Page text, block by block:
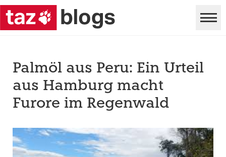
Palmöl aus Peru: Ein Urteil
aus Hamburg macht
Furore im Regenwald